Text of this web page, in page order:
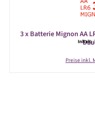
3 x Batterie Mignon AA
Inhalt:
Preise inkl.